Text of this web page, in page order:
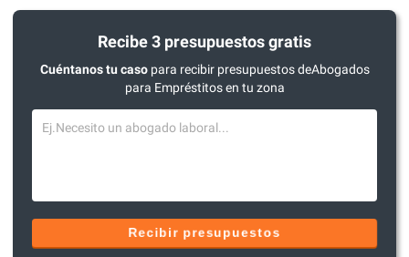
Recibe 3 presupuestos gratis
Cuéntanos tu casopara recibir presupuestos deAbogados
para Empréstitos en tu zona
Recibir presupuestos